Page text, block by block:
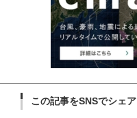
この記事をSNSでシェア